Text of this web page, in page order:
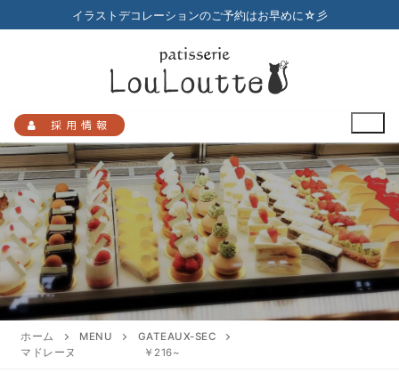
ン
ス
キ
ッ
プ
イラストデコレーションのご予約はお早めに☆彡
採用情報
検
索:
HOME
プチガトー
店舗のご案内
ホーム MENU
GATEAUX-SEC
マドレーヌ ￥216~